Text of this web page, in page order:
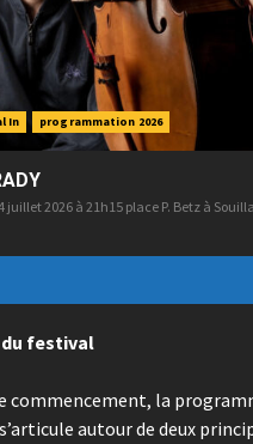
In programmation 2026
juillet 2026 à 21h15 place P. Betz à
festival
commencement, la
autour de deux